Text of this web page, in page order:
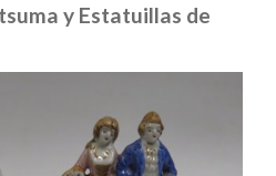
y Estatuillas de